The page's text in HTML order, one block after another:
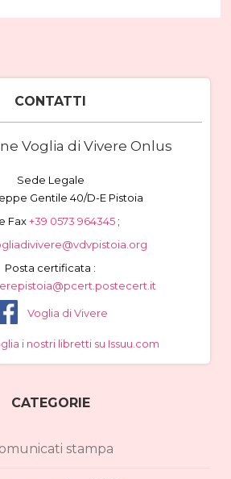
CONTATTI
Voglia di Vivere Onlus
Sede Legale
Gentile 40/D-E Pistoia
Fax+39 0573 964345 ;
Posta certificata :
Voglia di Vivere
i nostri libretti su Issuu.com
CATEGORIE
stampa